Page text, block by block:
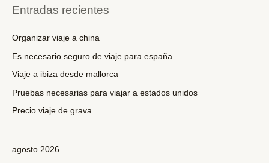
c
r
p
o
Entradas recientes
Organizar viaje a china
Es necesario seguro de viaje para españa
Viaje a ibiza desde mallorca
Pruebas necesarias para viajar a estados unidos
Precio viaje de grava
agosto 2026